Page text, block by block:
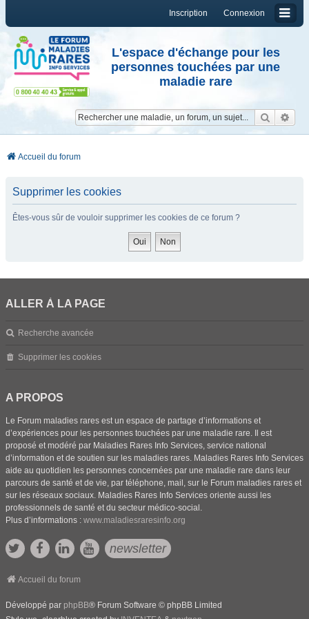
Connexion
Inscription
L'espace d'échange pour les
personnes touchées par une
maladie rare
Accueil du forum
Supprimer les cookies
Êtes-vous sûr de vouloir supprimer les cookies de ce forum ?
ALLER À LA PAGE
Recherche avancée
Supprimer les cookies
A PROPOS
Le Forum maladies rares est un espace de partage d’informations et
d’expériences pour les personnes touchées par une maladie rare. Il est
proposé et modéré par Maladies Rares Info Services, service national
d’information et de soutien sur les maladies rares. Maladies Rares Info Services
aide au quotidien les personnes concernées par une maladie rare dans leur
parcours de santé et de vie, par téléphone, mail, sur le Forum maladies rares et
sur les réseaux sociaux. Maladies Rares Info Services oriente aussi les
professionnels de santé et du secteur médico-social.
Plus d’informations : www.maladiesraresinfo.org
newsletter
Accueil du forum
Développé par phpBB® Forum Software © phpBB Limited